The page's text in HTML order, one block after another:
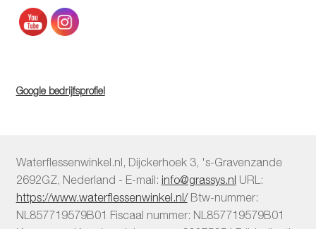
Google bedrijfsprofiel
Waterflessenwinkel.nl, Dijckerhoek 3, 's-Gravenzande
2692GZ, Nederland - E-mail: info@grassys.nl URL:
https://www.waterflessenwinkel.nl/ Btw-nummer:
NL857719579B01 Fiscaal nummer: NL857719579B01